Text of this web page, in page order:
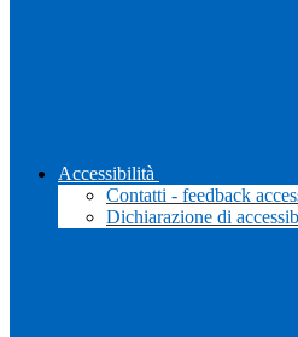
Accessibilità
Contatti - feedback
Dichiarazione di